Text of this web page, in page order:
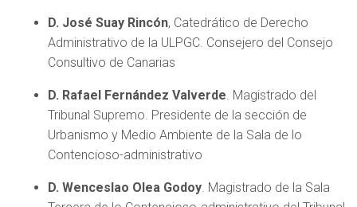
D. José Suay Rincón, Catedrático de Derecho
Administrativo de la ULPGC. Consejero del Consejo
Consultivo de Canarias
D. Rafael Fernández Valverde. Magistrado del
Tribunal Supremo. Presidente de la sección de
Urbanismo y Medio Ambiente de la Sala de lo
Contencioso-administrativo
D. Wenceslao Olea Godoy. Magistrado de la Sala